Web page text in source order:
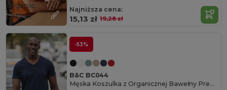
Najniższa cena:
15,13 zł 19,28 zł
Organic
Cotton
-53%
B&C BC044
Męska Koszulka z Organicznej Bawełny Premium